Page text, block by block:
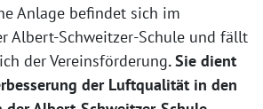
Anlage befindet sich im
Albert-Schweitzer-Schule und fällt
der Vereinsförderung. Sie dient
der Luftqualität in den